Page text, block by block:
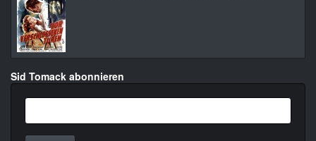
Sid Tomack abonnieren